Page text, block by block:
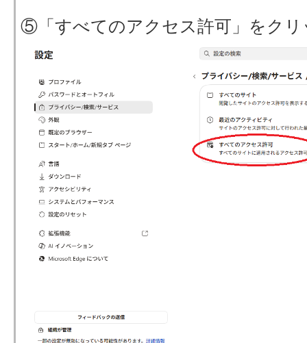
⑤「すべてのアクセス許可」をクリ